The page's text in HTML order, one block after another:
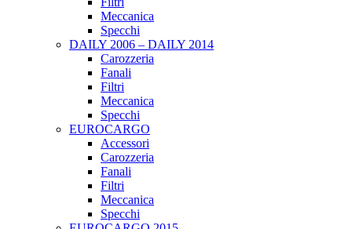
Meccanica
Specchi
DAILY 2006 – DAILY 2014
Carozzeria
Fanali
Filtri
Meccanica
Specchi
EUROCARGO
Accessori
Carozzeria
Fanali
Filtri
Meccanica
Specchi